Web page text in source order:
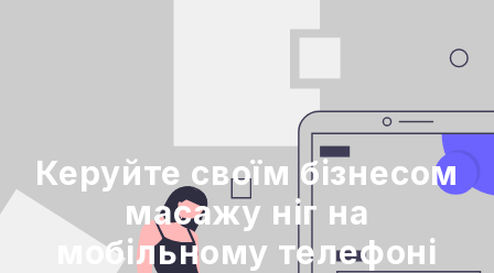
Керуйте своїм бізнесом
масажу ніг на
мобільному телефоні